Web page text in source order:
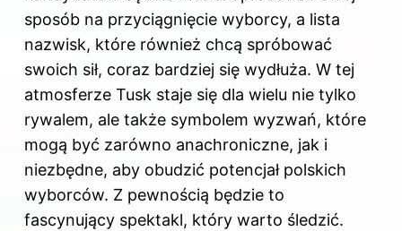
sposób na przyciągnięcie wyborcy, a lista
nazwisk, które również chcą spróbować
swoich sił, coraz bardziej się wydłuża. W tej
atmosferze Tusk staje się dla wielu nie tylko
rywalem, ale także symbolem wyzwań, które
mogą być zarówno anachroniczne, jak i
niezbędne, aby obudzić potencjał polskich
wyborców. Z pewnością będzie to
fascynujący spektakl, który warto śledzić.